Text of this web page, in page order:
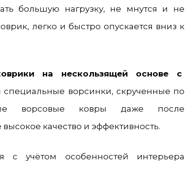
большую нагрузку, не мнутся и не
легко и быстро опускается вниз к
на нескользящей основе с
специальные ворсинки, скрученные по
ворсовые ковры даже после
качество и эффективность.
с учётом особенностей интерьера